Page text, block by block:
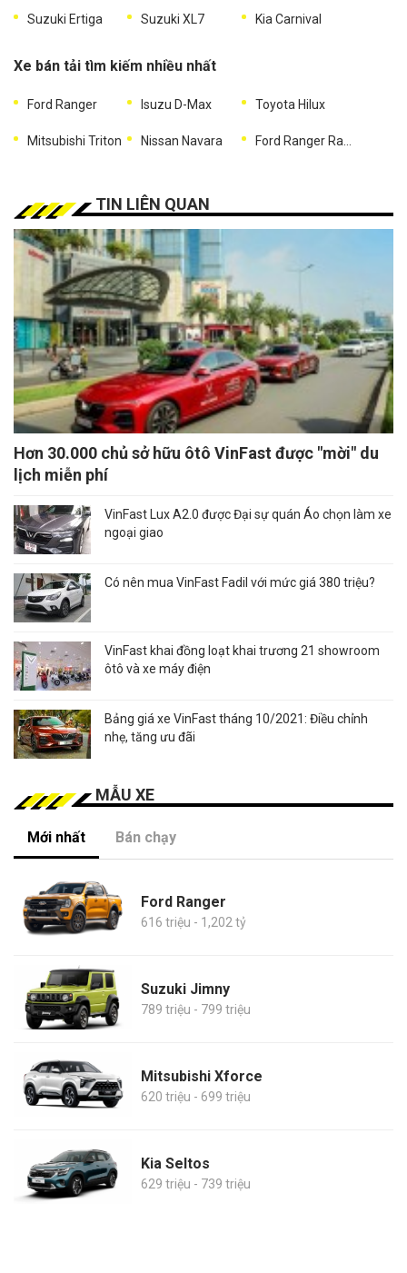
Suzuki Ertiga Suzuki XL7 Kia Carnival
Xe bán tải tìm kiếm nhiều nhất
Ford Ranger Isuzu D-Max Toyota Hilux
Mitsubishi Triton Nissan Navara Ford Ranger Raptor
TIN LIÊN QUAN
Hơn 30.000 chủ sở hữu ôtô VinFast được "mời" du
lịch miễn phí
VinFast Lux A2.0 được Đại sự quán Áo chọn làm xe
ngoại giao
Có nên mua VinFast Fadil với mức giá 380 triệu?
VinFast khai đồng loạt khai trương 21 showroom
ôtô và xe máy điện
Bảng giá xe VinFast tháng 10/2021: Điều chỉnh
nhẹ, tăng ưu đãi
MẪU XE
Mới nhất Bán chạy
Ford Ranger
616 triệu - 1,202 tỷ
Suzuki Jimny
789 triệu - 799 triệu
Mitsubishi Xforce
620 triệu - 699 triệu
Kia Seltos
629 triệu - 739 triệu